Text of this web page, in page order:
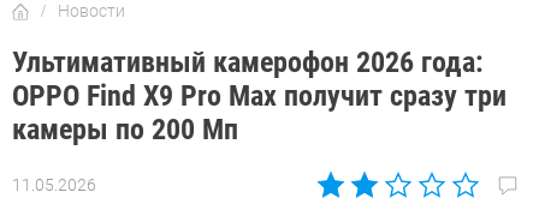
Новости
Ультимативный камерофон 2026 года:
OPPO Find X9 Pro Max получит сразу три
камеры по 200 Мп
11.05.2026
Автор: